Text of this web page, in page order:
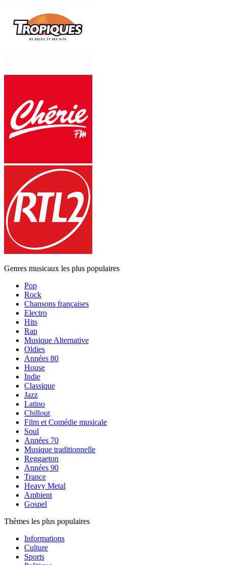
Genres musicaux les plus populaires
Pop
Rock
Chansons françaises
Electro
Hits
Rap
Musique Alternative
Oldies
Années 80
House
Indie
Classique
Jazz
Latino
Chillout
Film et Comédie musicale
Soul
Années 70
Musique traditionnelle
Reggaeton
Années 90
Trance
Heavy Metal
Ambient
Gospel
Thèmes les plus populaires
Informations
Culture
Sports